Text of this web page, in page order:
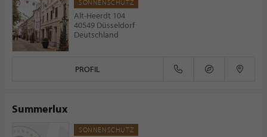
SONNENSCHUTZ
Alt-Heerdt 104
40549 Düsseldorf
Deutschland
PROFIL
Summerlux
SONNENSCHUTZ